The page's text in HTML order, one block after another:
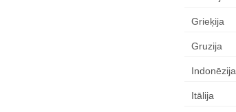
Grieķija
Gruzija
Indonēzija
Itālija